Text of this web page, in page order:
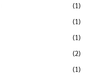
(1)
(1)
(1)
(2)
(1)